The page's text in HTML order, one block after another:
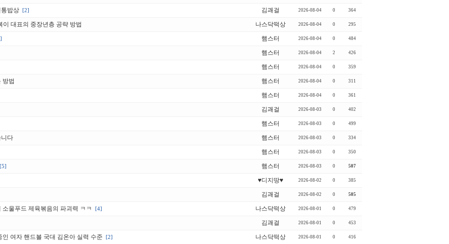
밥상 [2] 김괘걸 2026-08-04 0 364
대표의 중장년층 공략 방법 나스닥떡상 2026-08-04 0 295
햄스터 2026-08-04 0 484
햄스터 2026-08-04 2 426
햄스터 2026-08-04 0 359
방법 햄스터 2026-08-04 0 311
햄스터 2026-08-04 0 361
김괘걸 2026-08-03 0 402
햄스터 2026-08-03 0 499
다 햄스터 2026-08-03 0 334
햄스터 2026-08-03 0 350
[5] 햄스터 2026-08-03 0 507
♥디지땅♥ 2026-08-02 0 385
김괘걸 2026-08-02 0 505
울푸드 제육볶음의 파괴력 ㅋㅋ [4] 나스닥떡상 2026-08-01 0 479
김괘걸 2026-08-01 0 453
인 여자 핸드볼 국대 김온아 실력 수준 [2] 나스닥떡상 2026-08-01 0 416